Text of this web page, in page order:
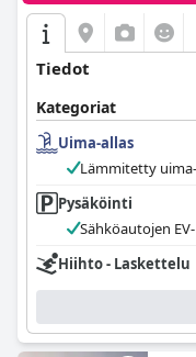
Tiedot
Kategoriat
Uima-allas
Lämmitetty
Pysäköinti
Sähköautojen
Hiihto - Laskettelu